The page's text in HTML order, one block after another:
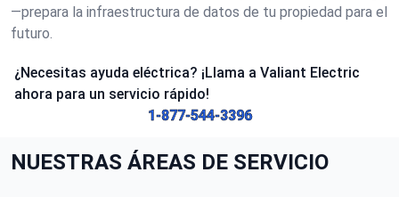
—prepara la infraestructura de datos de tu propiedad para el
futuro.
¿Necesitas ayuda eléctrica? ¡Llama a Valiant Electric
ahora para un servicio rápido!
1-877-544-3396
NUESTRAS ÁREAS DE SERVICIO